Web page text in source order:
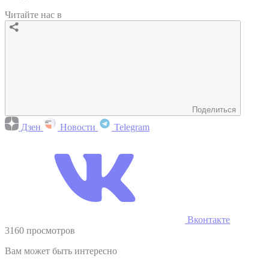
Читайте нас в
Поделиться
Дзен Новости Telegram
Вконтакте
3160 просмотров
Вам может быть интересно